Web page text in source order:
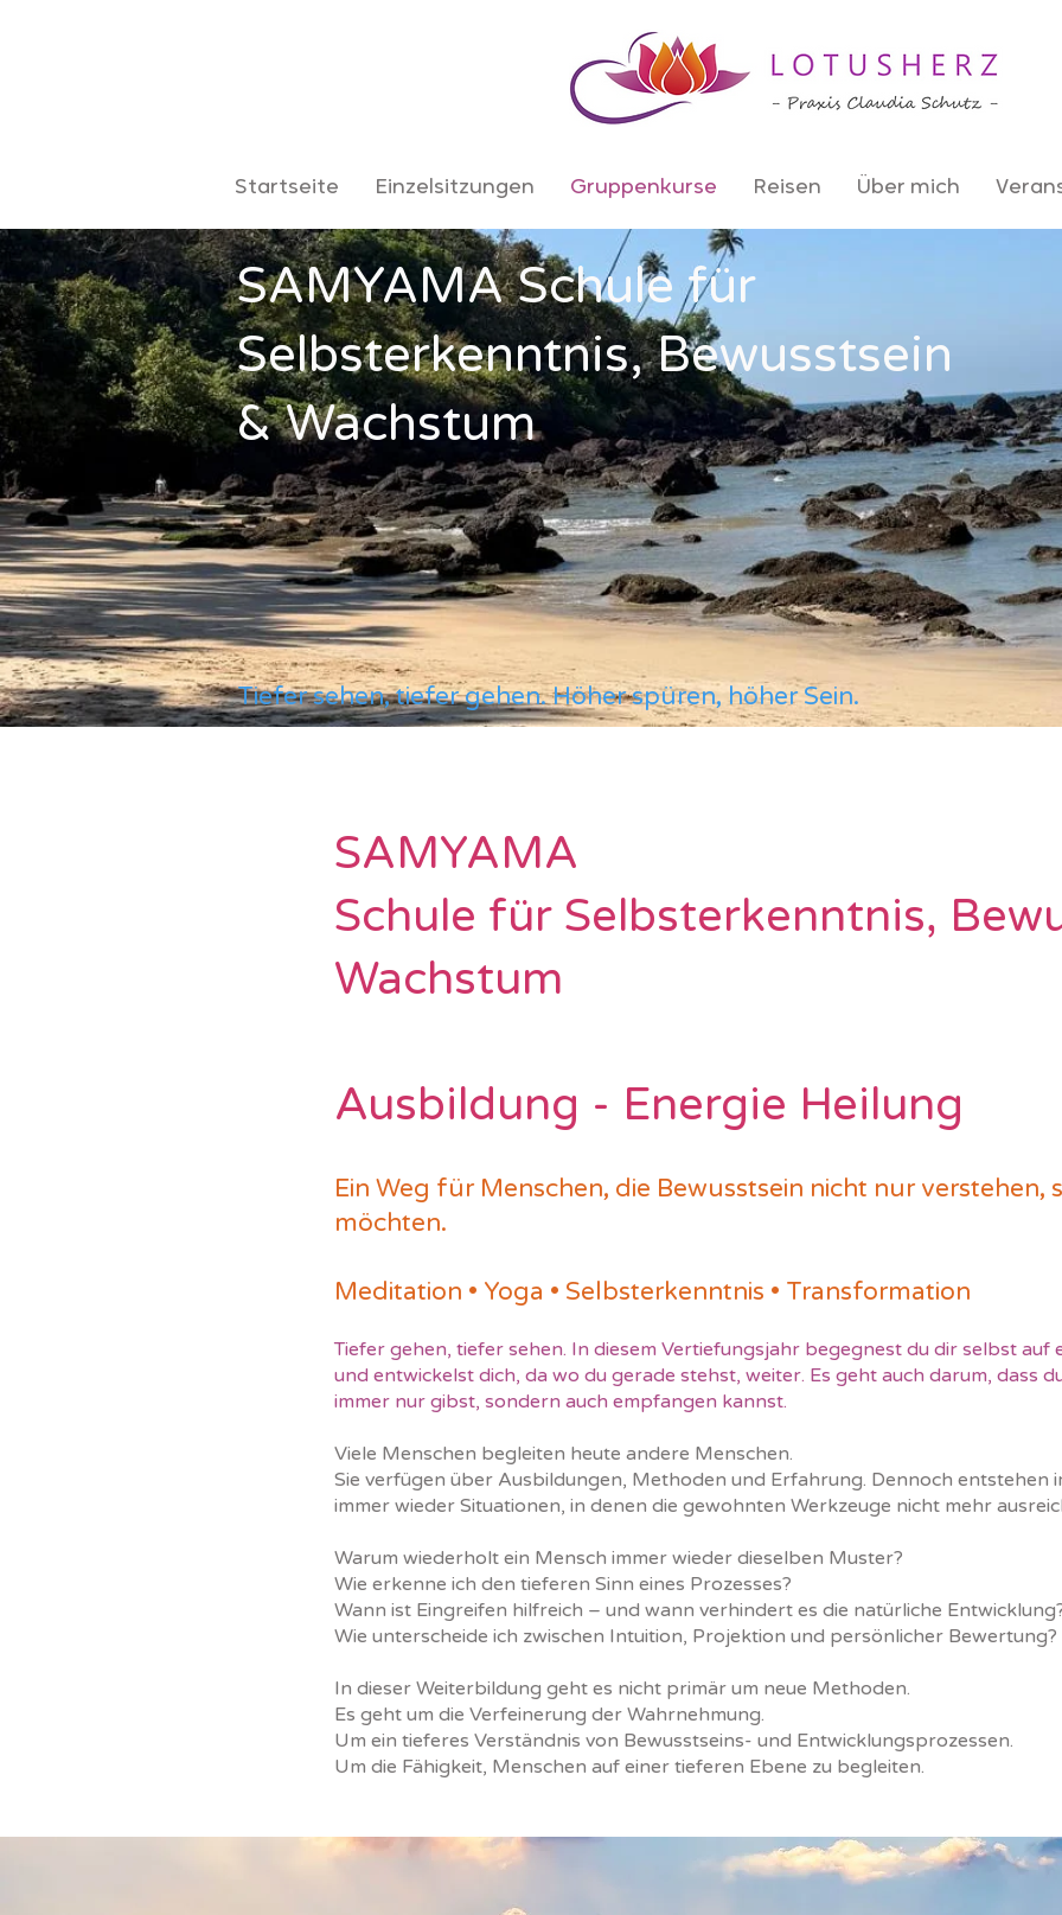
Startseite Einzelsitzungen Gruppenkurse Reisen Über mich
SAMYAMA Schule für
Selbsterkenntnis, Bewusstsein
& Wachstum
Tiefer sehen, tiefer gehen. Höher spüren, höher Sein.
SAMYAMA
Schule für Selbsterkenntnis,
Wachstum
Ausbildung - Energie Heilung
Ein Weg für Menschen, die Bewusstsein nicht nur verstehen,
möchten.
Meditation • Yoga • Selbsterkenntnis • Transformation
Tiefer gehen, tiefer sehen. In diesem Vertiefungsjahr begegnest du dir selbst auf
und entwickelst dich, da wo du gerade stehst, weiter. Es geht auch darum, dass
immer nur gibst, sondern auch empfangen kannst.
Viele Menschen begleiten heute andere Menschen.
Sie verfügen über Ausbildungen, Methoden und Erfahrung. Dennoch entstehen
immer wieder Situationen, in denen die gewohnten Werkzeuge nicht mehr
Warum wiederholt ein Mensch immer wieder dieselben Muster?
Wie erkenne ich den tieferen Sinn eines Prozesses?
Wann ist Eingreifen hilfreich – und wann verhindert es die natürliche
Wie unterscheide ich zwischen Intuition, Projektion und persönlicher Bewertung?
In dieser Weiterbildung geht es nicht primär um neue Methoden.
Es geht um die Verfeinerung der Wahrnehmung.
Um ein tieferes Verständnis von Bewusstseins- und Entwicklungsprozessen.
Um die Fähigkeit, Menschen auf einer tieferen Ebene zu begleiten.